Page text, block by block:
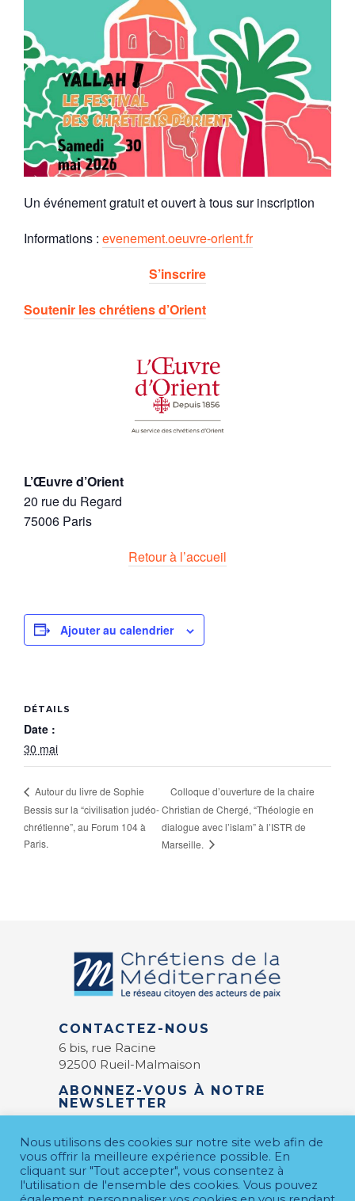
Un événement gratuit et ouvert à tous sur inscription
Informations : evenement.oeuvre-orient.fr
S’inscrire
Soutenir les chrétiens d’Orient
L’Œuvre d’Orient
20 rue du Regard
75006 Paris
Retour à l’accueil
Ajouter au calendrier
DÉTAILS
Date :
30 mai
Autour du livre de Sophie
Bessis sur la “civilisation judéo-
chrétienne”, au Forum 104 à
Paris.
Colloque d’ouverture de la chaire
Christian de Chergé, “Théologie en
dialogue avec l’islam” à l’ISTR de
Marseille.
CONTACTEZ-NOUS
6 bis, rue Racine
92500 Rueil-Malmaison
ABONNEZ-VOUS À NOTRE
NEWSLETTER
E-mail*
Nous utilisons des cookies sur notre site web afin de
vous offrir la meilleure expérience possible. En
cliquant sur "Tout accepter", vous consentez à
l'utilisation de l'ensemble des cookies. Vous pouvez